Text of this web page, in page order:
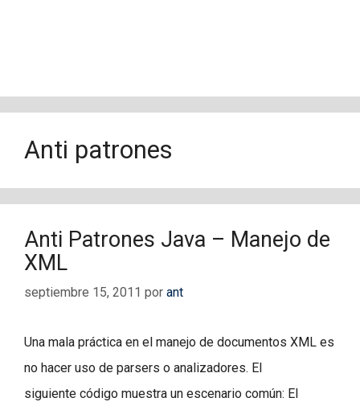
Anti patrones
Anti Patrones Java – Manejo de
XML
septiembre 15, 2011 por ant
Una mala práctica en el manejo de documentos XML es
no hacer uso de parsers o analizadores. El
siguiente código muestra un escenario común: El